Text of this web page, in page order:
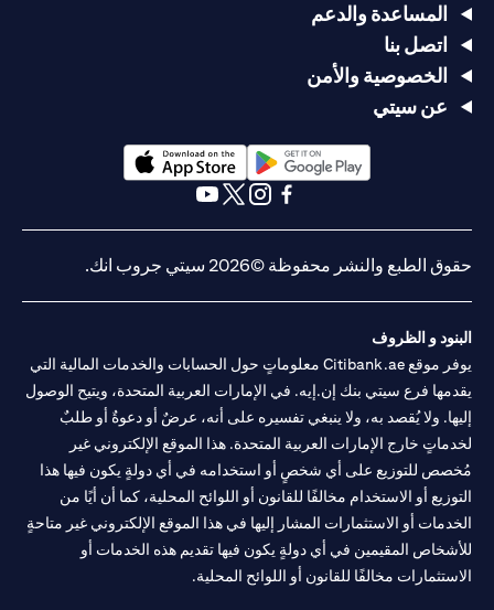
المساعدة والدعم
اتصل بنا
الخصوصية والأمن
عن سيتي
(opens in a new tab)
حقوق الطبع والنشر محفوظة ©2026 سيتي جروب انك.
البنود و الظروف
يوفر موقع Citibank.ae معلوماتٍ حول الحسابات والخدمات المالية التي
يقدمها فرع سيتي بنك إن.إيه. في الإمارات العربية المتحدة، ويتيح الوصول
إليها. ولا يُقصد به، ولا ينبغي تفسيره على أنه، عرضٌ أو دعوةٌ أو طلبٌ
لخدماتٍ خارج الإمارات العربية المتحدة. هذا الموقع الإلكتروني غير
مُخصص للتوزيع على أي شخصٍ أو استخدامه في أي دولةٍ يكون فيها هذا
التوزيع أو الاستخدام مخالفًا للقانون أو اللوائح المحلية، كما أن أيًا من
الخدمات أو الاستثمارات المشار إليها في هذا الموقع الإلكتروني غير متاحةٍ
للأشخاص المقيمين في أي دولةٍ يكون فيها تقديم هذه الخدمات أو
الاستثمارات مخالفًا للقانون أو اللوائح المحلية.